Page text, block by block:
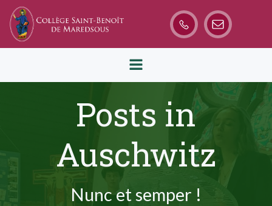
Posts in
Auschwitz
Nunc et semper !